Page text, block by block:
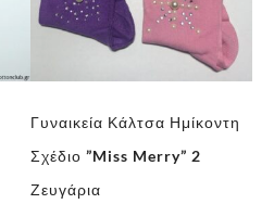
Γυναικεία Κάλτσα Ημίκοντη
Σχέδιο ”Miss Merry” 2
Ζευγάρια